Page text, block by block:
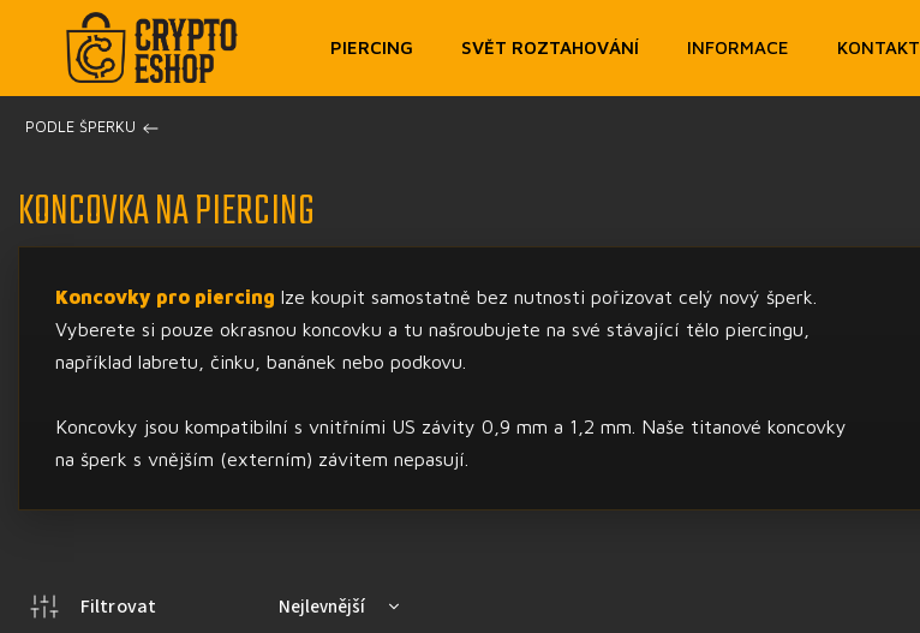
PIERCING SVĚT ROZTAHOVÁNÍ INFORMACE KONTAKT
PODLE ŠPERKU
KONCOVKA NA PIERCING
Koncovky pro piercing lze koupit samostatně bez nutnosti pořizovat celý nový šperk.
Vyberete si pouze okrasnou koncovku a tu našroubujete na své stávající tělo piercingu,
například labretu, činku, banánek nebo podkovu.
Koncovky jsou kompatibilní s vnitřními US závity 0,9 mm a 1,2 mm. Naše titanové koncovky
na šperk s vnějším (externím) závitem nepasují.
Nejlevnější